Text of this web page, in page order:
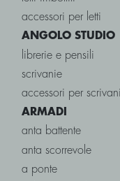
accessori per letti
ANGOLO STUDIO
librerie e pensili
scrivanie
accessori per
ARMADI
anta battente
anta scorrevole
a ponte